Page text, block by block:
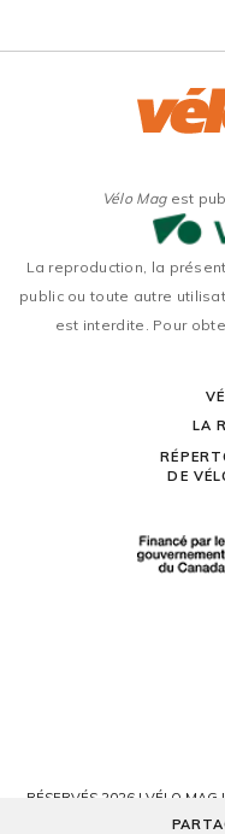
Vélo Magest
La reproduction, la
public ou toute autre
est interdite. Pour
LA
DE
RÉSERVÉS 2026 | VÉLO MAG |